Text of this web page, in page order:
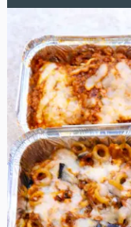
Sicile